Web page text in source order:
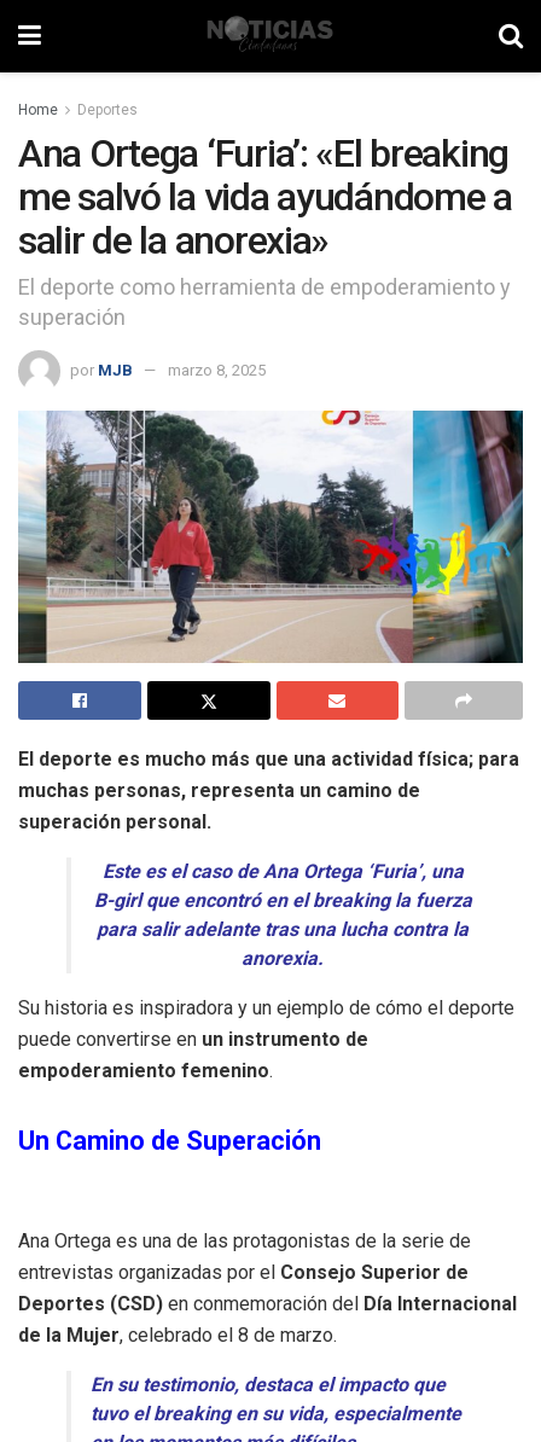
Home Deportes
Ana Ortega ‘Furia’: «El breaking
me salvó la vida ayudándome a
salir de la anorexia»
El deporte como herramienta de empoderamiento y
superación
por MJB marzo 8, 2025
El deporte es mucho más que una actividad física; para
muchas personas, representa un camino de
superación personal.
Este es el caso de Ana Ortega ‘Furia’, una
B-girl que encontró en el breaking la fuerza
para salir adelante tras una lucha contra la
anorexia.
Su historia es inspiradora y un ejemplo de cómo el deporte
puede convertirse en un instrumento de
empoderamiento femenino.
Un Camino de Superación
Ana Ortega es una de las protagonistas de la serie de
entrevistas organizadas por el Consejo Superior de
Deportes (CSD) en conmemoración del Día Internacional
de la Mujer, celebrado el 8 de marzo.
En su testimonio, destaca el impacto que
tuvo el breaking en su vida, especialmente